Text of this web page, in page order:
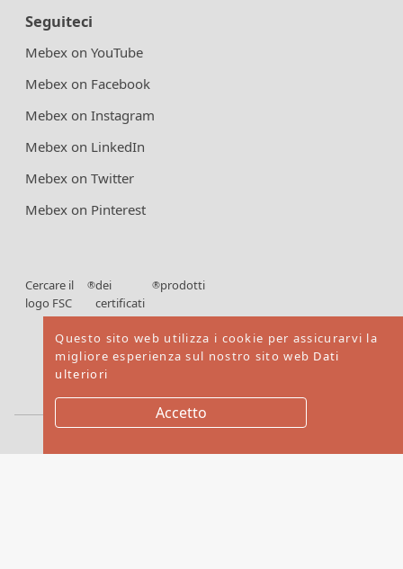
Seguiteci
Mebex on YouTube
Mebex on Facebook
Mebex on Instagram
Mebex on LinkedIn
Mebex on Twitter
Mebex on Pinterest
Cercare il
logo FSC
®dei
certificati
FSC
®prodotti
Questo sito web utilizza i cookie per assicurarvi la
migliore esperienza sul nostro sito web Dati
ulteriori
Accetto